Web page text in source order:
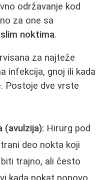
održavanje kod
za one sa
noktima.
za najteže
infekcija, gnoj ili kada
Postoje dve vrste
(avulzija): Hirurg pod
deo nokta koji
trajno, ali često